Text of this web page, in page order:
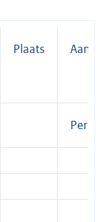
Plaats Aantal
Pers